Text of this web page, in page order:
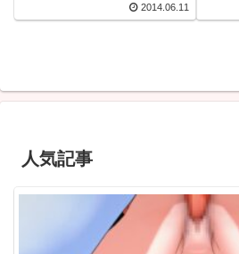
2014.06.11
人気記事